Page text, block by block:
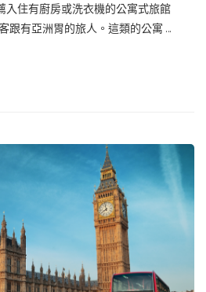
入住有廚房或洗衣機的公寓式旅館
跟有亞洲胃的旅人。這類的公寓 …